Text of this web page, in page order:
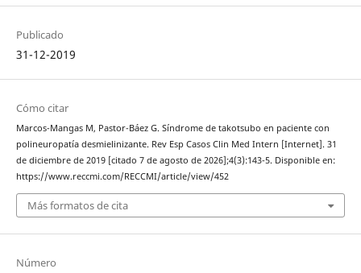
Publicado
31-12-2019
Cómo citar
Marcos-Mangas M, Pastor-Báez G. Síndrome de takotsubo en paciente con
polineuropatía desmielinizante. Rev Esp Casos Clin Med Intern [Internet]. 31
de diciembre de 2019 [citado 7 de agosto de 2026];4(3):143-5. Disponible en:
https://www.reccmi.com/RECCMI/article/view/452
Más formatos de cita
Número